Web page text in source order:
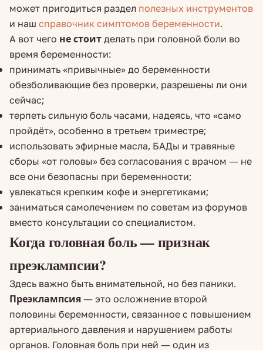
может пригодиться раздел полезных инструментов
и наш справочник симптомов беременности.
А вот чего не стоитделать при головной боли во
время беременности:
принимать «привычные» до беременности
обезболивающие без проверки, разрешены ли они
сейчас;
терпеть сильную боль часами, надеясь, что «само
пройдёт», особенно в третьем триместре;
использовать эфирные масла, БАДы и травяные
сборы «от головы» без согласования с врачом — не
все они безопасны при беременности;
увлекаться крепким кофе и энергетиками;
заниматься самолечением по советам из форумов
вместо консультации со специалистом.
Когда головная боль — признак
преэклампсии?
Здесь важно быть внимательной, но без паники.
Преэклампсия— это осложнение второй
половины беременности, связанное с повышением
артериального давления и нарушением работы
органов. Головная боль при ней — один из